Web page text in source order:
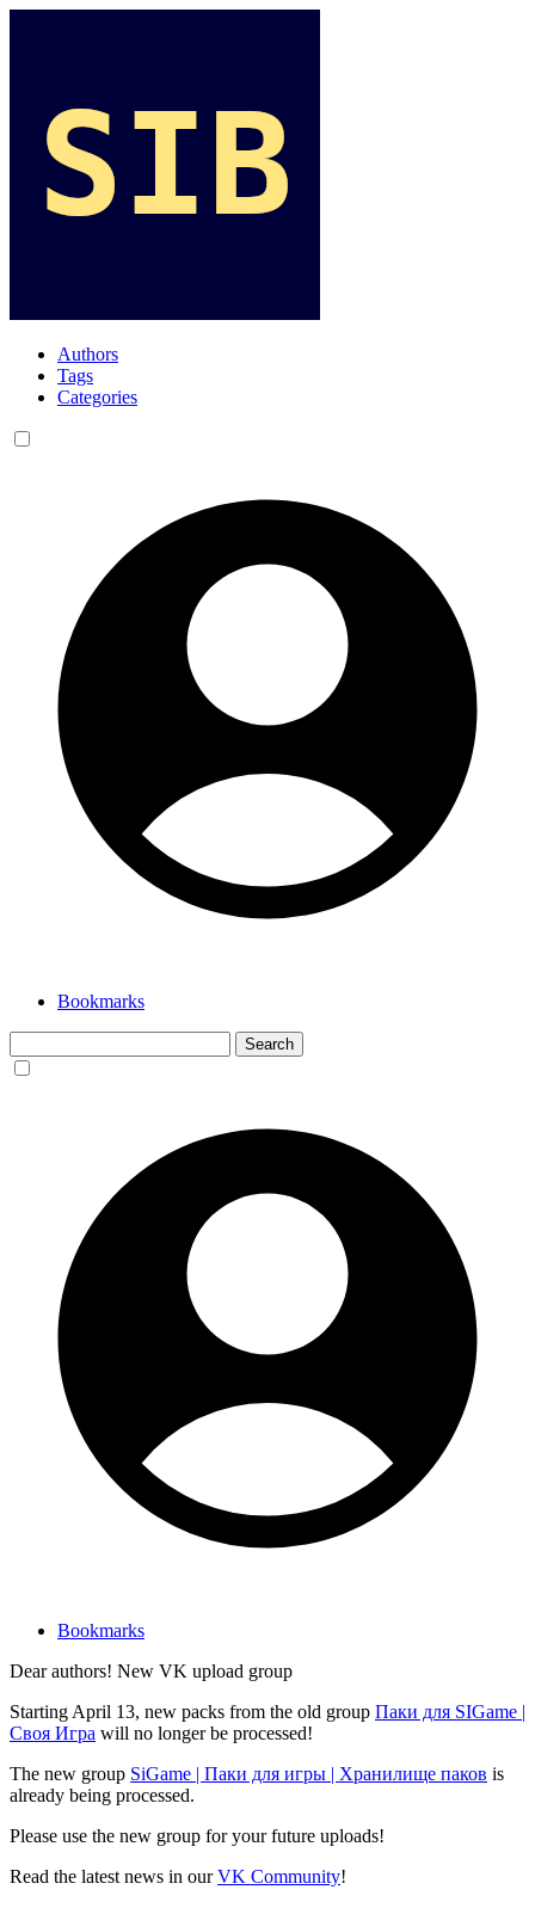
Authors
Tags
Categories
Bookmarks
Bookmarks
Dear authors! New VK upload group
Starting April 13, new packs from the old group Паки для SIGame |
Своя Игра will no longer be processed!
The new group SiGame | Паки для игры | Хранилище паков is
already being processed.
Please use the new group for your future uploads!
Read the latest news in ourVK Community!